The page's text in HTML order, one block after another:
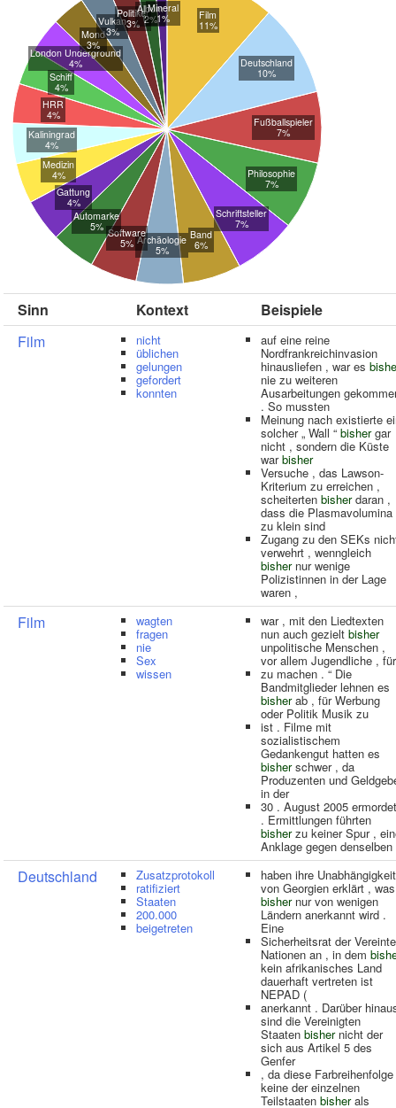
Film
11%
Deutschland
10%
Fußballspieler
7%
Philosophie
7%
Schriftsteller
7%
Band
6%
Archäologie
5%
Software
5%
Automarke
5%
Gattung
4%
Medizin
4%
Kaliningrad
4%
HRR
4%
Schiff
4%
London Underground
4%
Mond
3%
Vulkan
3%
Politiker
3%
Album
2%
Mineral
1%
Sinn Kontext
Beispiele
Film
nicht
üblichen
gelungen
gefordert
konnten
auf eine reine
Nordfrankreichinvasion
hinausliefen , war es
nie zu weiteren
Ausarbeitungen
. So mussten
Meinung nach existierte
solcher „ Wall “ bishergar
nicht , sondern die Küste
warbisher
Versuche , das Lawson-
Kriterium zu erreichen ,
scheiterten bisherdaran ,
dass die Plasmavolumina
zu klein sind
Zugang zu den SEKs
verwehrt , wenngleich
bishernur wenige
Polizistinnen in der Lage
waren ,
Film wagten
fragen
nie
Sex
wissen
war , mit den Liedtexten
nun auch gezielt bisher
unpolitische Menschen ,
vor allem Jugendliche , für
zu machen . “ Die
Bandmitglieder lehnen es
bisherab , für Werbung
oder Politik Musik zu
ist . Filme mit
sozialistischem
Gedankengut hatten es
bisherschwer , da
Produzenten und
in der
30 . August 2005 ermordet
. Ermittlungen führten
bisherzu keiner Spur ,
Anklage gegen denselben
Deutschland Zusatzprotokoll
ratifiziert
Staaten
200.000
beigetreten
haben ihre Unabhängigkeit
von Georgien erklärt , was
bishernur von wenigen
Ländern anerkannt wird .
Eine
Sicherheitsrat der
Nationen an , in dem
kein afrikanisches Land
dauerhaft vertreten ist
NEPAD (
anerkannt . Darüber
sind die Vereinigten
Staaten bishernicht der
sich aus Artikel 5 des
Genfer
, da diese Farbreihenfolge
keine der einzelnen
Teilstaaten bisherals